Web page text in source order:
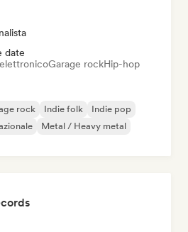
date
Garage rockHip-hop
rock Indie folk
Indie pop
Metal / Heavy metal